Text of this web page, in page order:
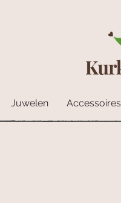
Juwelen Accessoires